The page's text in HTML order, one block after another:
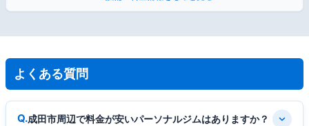
よくある質問
成田市周辺で料金が安いパーソナルジムはありますか？